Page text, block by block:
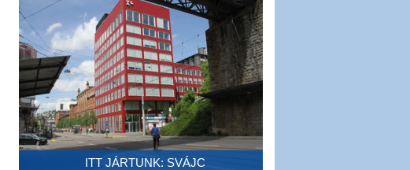
ITT JÁRTUNK: SVÁJC